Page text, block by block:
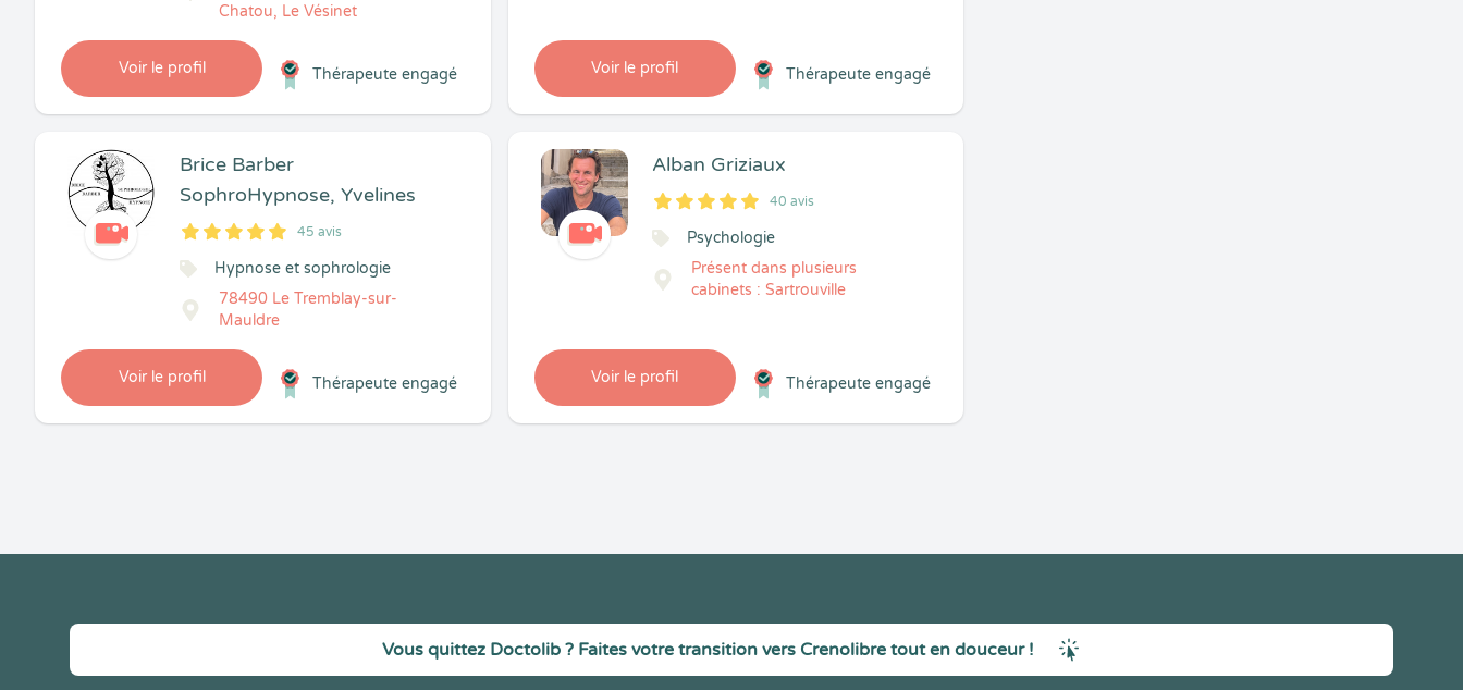
Chatou, Le Vésinet
Voir le profil Thérapeute engagé Voir le profil Thérapeute engagé
Brice Barber
SophroHypnose, Yvelines
5
1
5
45 45 avis
Hypnose et sophrologie
78490 Le Tremblay-sur-
Mauldre
Voir le profil Thérapeute engagé
Alban Griziaux
5
1
5
40 40 avis
Psychologie
Présent dans plusieurs
cabinets : Sartrouville
Voir le profil Thérapeute engagé
Vous quittez Doctolib ? Faites votre transition vers Crenolibre tout en douceur !